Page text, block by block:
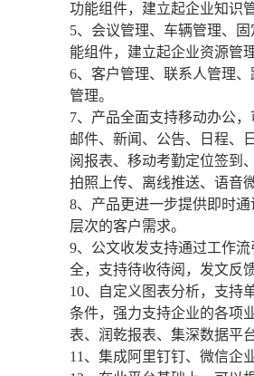
功能组件，建立起企业知识
5、会议管理、车辆管理、
能组件，建立起企业资源管
6、客户管理、联系人管理
管理。
7、产品全面支持移动办公
邮件、新闻、公告、日程、
阅报表、移动考勤定位签到
拍照上传、离线推送、语音
8、产品更进一步提供即时
层次的客户需求。
9、公文收发支持通过工作
全，支持待收待阅，发文反
10、自定义图表分析，支持
条件，强力支持企业的各项
表、润乾报表、集深数据平
11、集成阿里钉钉、微信企